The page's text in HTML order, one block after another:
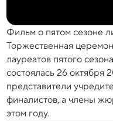
Фильм о пятом сезоне
Торжественная
лауреатов пятого
состоялась 26 октября
представители
финалистов, а члены
этом году.